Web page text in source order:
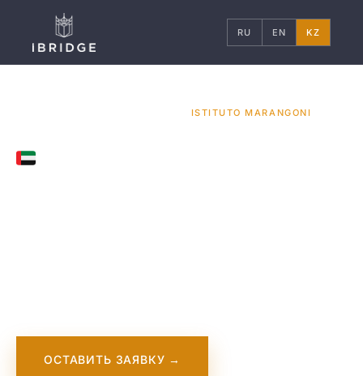
RU EN KZ
ISTITUTO MARANGONI
ОСТАВИТЬ ЗАЯВКУ →